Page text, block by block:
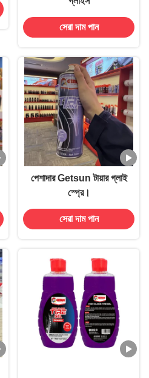
সেরা দাম পান
পেশাদার Getsun টায়ার গ্লাই
স্প্রে।
সেরা দাম পান